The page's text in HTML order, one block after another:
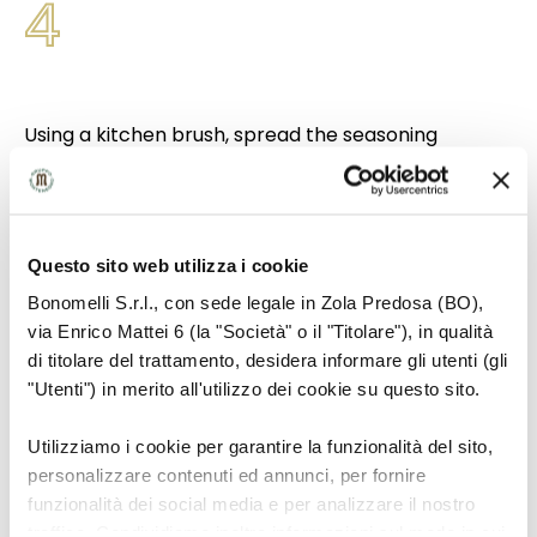
Questo sito web utilizza i cookie
Bonomelli S.r.l., con sede legale in Zola Predosa (BO),
via Enrico Mattei 6 (la "Società" o il "Titolare"), in qualità
di titolare del trattamento, desidera informare gli utenti (gli
"Utenti") in merito all'utilizzo dei cookie su questo sito.
Utilizziamo i cookie per garantire la funzionalità del sito,
personalizzare contenuti ed annunci, per fornire
funzionalità dei social media e per analizzare il nostro
4
Using a kitchen brush, spread the seasoning
evenly over the leaves.
5
Cook in a preheated oven at 160°C for about
the cooking time, until they are crisp and
golden brown, but still green.